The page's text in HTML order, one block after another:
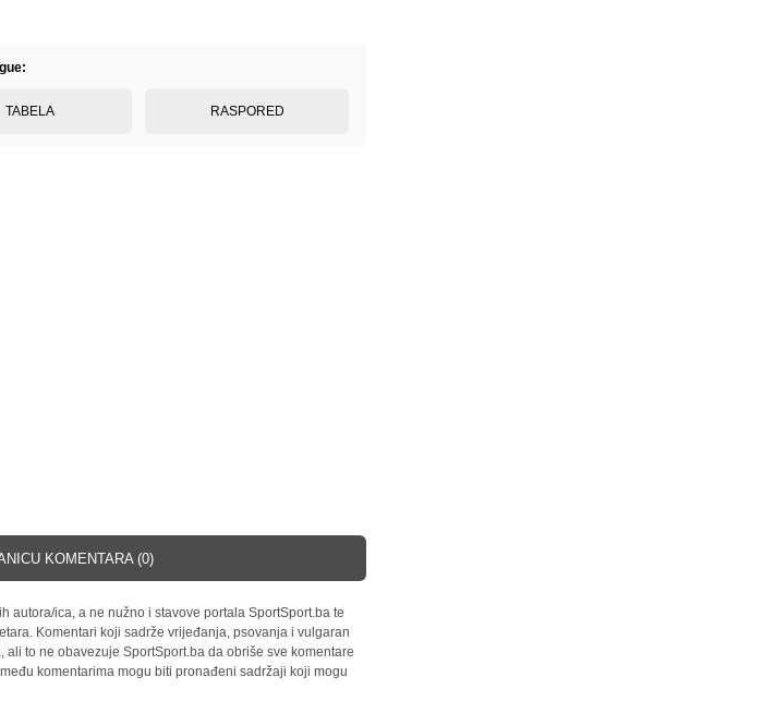
TABELA RASPORED
KOMENTARA (0)
autora/ica, a ne nužno i stavove portala SportSport.ba te
Komentari koji sadrže vrijeđanja, psovanja i vulgaran
to ne obavezuje SportSport.ba da obriše sve komentare
komentarima mogu biti pronađeni sadržaji koji mogu